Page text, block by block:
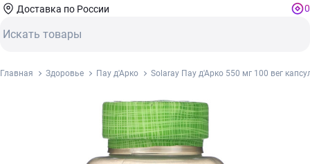
Доставка по России 0
Главная Здоровье Пау д'Арко Solaray Пау д'Арко 550 мг 100 вег